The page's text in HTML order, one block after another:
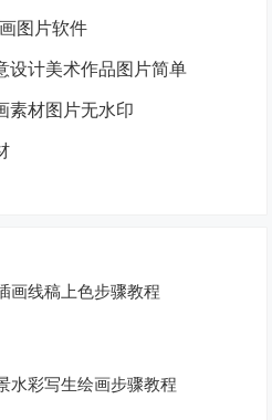
图片软件
设计美术作品图片简单
素材图片无水印
画线稿上色步骤教程
水彩写生绘画步骤教程